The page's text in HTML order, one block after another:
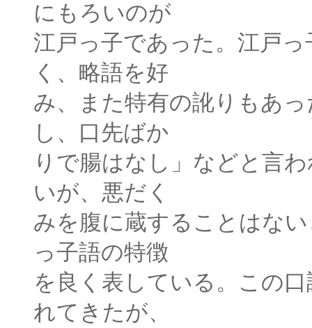
にもろいのが
江戸っ子であった。江戸
く、略語を好
み、また特有の訛りもあ
し、口先ばか
りで腸はなし」などと言
いが、悪だく
みを腹に蔵することはな
っ子語の特徴
を良く表している。この
れてきたが、